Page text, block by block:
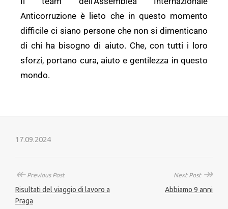
Anticorruzione è lieto che in questo momento
difficile ci siano persone che non si dimenticano
di chi ha bisogno di aiuto. Che, con tutti i loro
sforzi, portano cura, aiuto e gentilezza in questo
mondo.
17.09.2024
↞Previous Post
Risultati del viaggio di lavoro a
Praga
Next Post ↠
Abbiamo 9 anni